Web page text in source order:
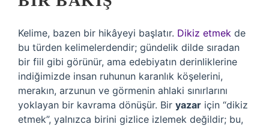
Kelime, bazen bir hikâyeyi başlatır. Dikiz etmek de
bu türden kelimelerdendir; gündelik dilde sıradan
bir fiil gibi görünür, ama edebiyatın derinliklerine
indiğimizde insan ruhunun karanlık köşelerini,
merakın, arzunun ve görmenin ahlaki sınırlarını
yoklayan bir kavrama dönüşür. Bir yazar için “dikiz
etmek”, yalnızca birini gizlice izlemek değildir; bu,